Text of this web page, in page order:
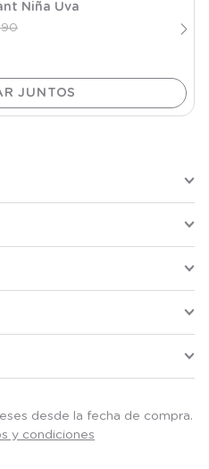
Niña Uva
desde la fecha de compra.
y condiciones